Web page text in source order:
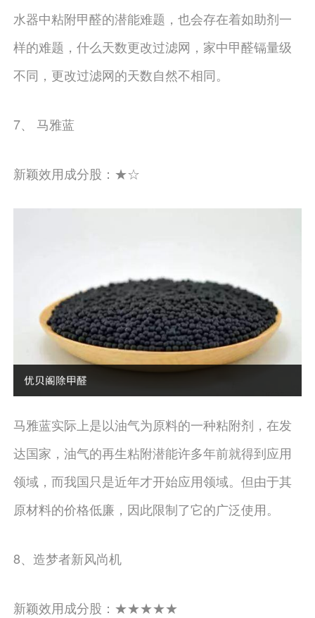
水器中粘附甲醛的潜能难题，也会存在着如助剂一
样的难题，什么天数更改过滤网，家中甲醛镉量级
不同，更改过滤网的天数自然不相同。
7、 马雅蓝
新颖效用成分股：★☆
马雅蓝实际上是以油气为原料的一种粘附剂，在发
达国家，油气的再生粘附潜能许多年前就得到应用
领域，而我国只是近年才开始应用领域。但由于其
原材料的价格低廉，因此限制了它的广泛使用。
8、造梦者新风尚机
新颖效用成分股：★★★★★